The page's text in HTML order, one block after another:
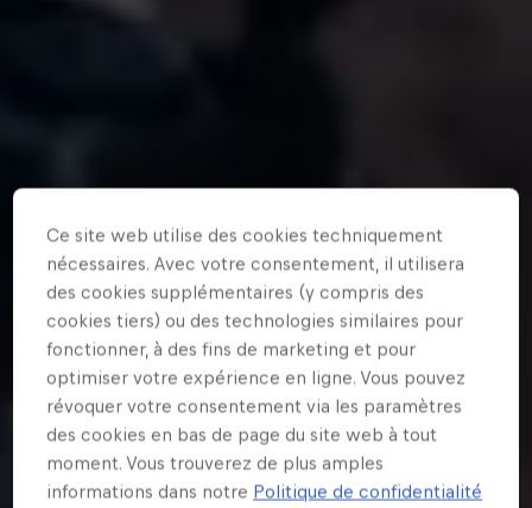
Ce site web utilise des cookies techniquement
nécessaires. Avec votre consentement, il utilisera
des cookies supplémentaires (y compris des
cookies tiers) ou des technologies similaires pour
fonctionner, à des fins de marketing et pour
optimiser votre expérience en ligne. Vous pouvez
révoquer votre consentement via les paramètres
des cookies en bas de page du site web à tout
moment. Vous trouverez de plus amples
informations dans notre Politique de confidentialité